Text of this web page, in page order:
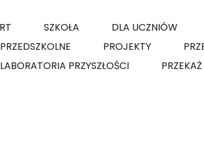
SZKOŁA DLA UCZNIÓW
PROJEKTY
LABORATORIA PRZYSZŁOŚCI